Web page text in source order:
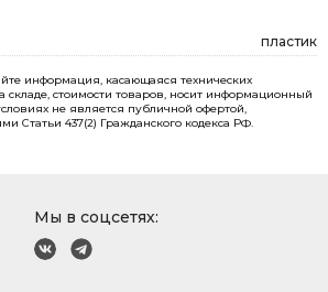
пластик
информация, касающаяся технических
складе, стоимости товаров, носит информационный
не является публичной офертой,
Статьи 437(2) Гражданского кодекса РФ.
Мы в соцсетях: